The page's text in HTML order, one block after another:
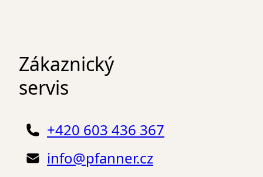
Zákaznický
servis
+420 603 436 367
info@pfanner.cz